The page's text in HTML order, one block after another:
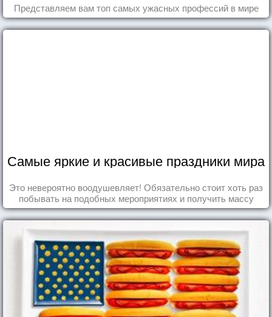
Представляем вам топ самых ужасных профессий в мире
Самые яркие и красивые праздники мира
Это невероятно воодушевляет! Обязательно стоит хоть раз
побывать на подобных мероприятиях и получить массу
впечатлений!